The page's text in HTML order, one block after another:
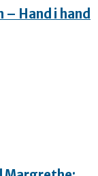
– Hand i hand